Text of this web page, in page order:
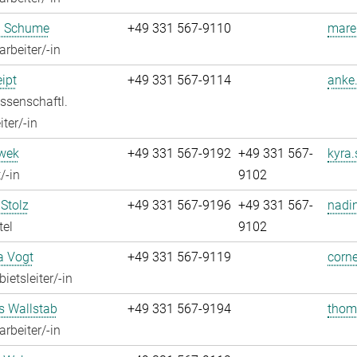
in
+49 331 567-9110
in
+49 331 567-9114
in
+49 331 567-9192 +49 331 567-
9102
+49 331 567-9196 +49 331 567-
9102
Vogt
in
+49 331 567-9119
Wallstab
in
+49 331 567-9194